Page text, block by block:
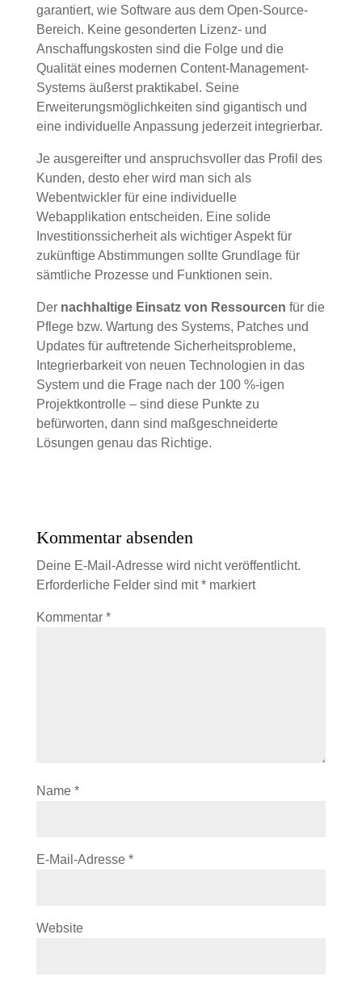
garantiert, wie Software aus dem Open-Source-
Bereich. Keine gesonderten Lizenz- und
Anschaffungskosten sind die Folge und die
Qualität eines modernen Content-Management-
Systems äußerst praktikabel. Seine
Erweiterungsmöglichkeiten sind gigantisch und
eine individuelle Anpassung jederzeit integrierbar.
Je ausgereifter und anspruchsvoller das Profil des
Kunden, desto eher wird man sich als
Webentwickler für eine individuelle
Webapplikation entscheiden. Eine solide
Investitionssicherheit als wichtiger Aspekt für
zukünftige Abstimmungen sollte Grundlage für
sämtliche Prozesse und Funktionen sein.
Der nachhaltige Einsatz von Ressourcen für die
Pflege bzw. Wartung des Systems, Patches und
Updates für auftretende Sicherheitsprobleme,
Integrierbarkeit von neuen Technologien in das
System und die Frage nach der 100 %-igen
Projektkontrolle – sind diese Punkte zu
befürworten, dann sind maßgeschneiderte
Lösungen genau das Richtige.
Kommentar absenden
Deine E-Mail-Adresse wird nicht veröffentlicht.
Erforderliche Felder sind mit*markiert
Kommentar *
Name *
E-Mail-Adresse *
Website